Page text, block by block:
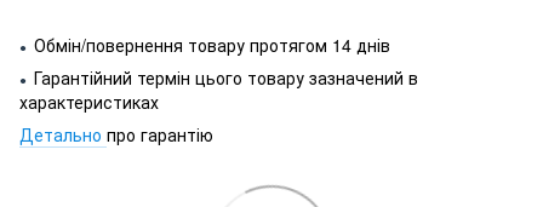
● Обмін/повернення товару протягом 14 днів
● Гарантійний термін цього товару зазначений в
характеристиках
Детально про гарантію